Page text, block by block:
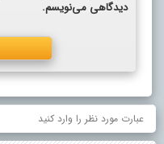
دیدگاهی می‌نویسم.